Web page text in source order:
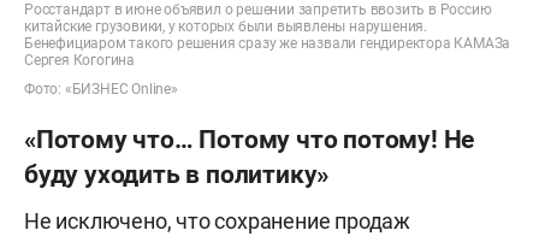
Росстандарт в июне объявил о решении запретить ввозить в Россию
китайские грузовики, у которых были выявлены нарушения.
Бенефициаром такого решения сразу же назвали гендиректора КАМАЗа
Сергея Когогина
Фото: «БИЗНЕС Online»
«Потому что… Потому что потому! Не
буду уходить в политику»
Не исключено, что сохранение продаж